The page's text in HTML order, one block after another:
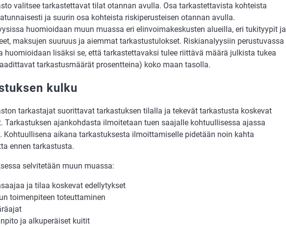
valitsee tarkastettavat tilat otannan avulla. Osa tarkastettavista kohteista
ja suurin osa kohteista riskiperusteisen otannan avulla.
huomioidaan muun muassa eri elinvoimakeskusten alueilla, eri tukityypit ja
maksujen suuruus ja aiemmat tarkastustulokset. Riskianalyysiin perustuvassa
huomioidaan lisäksi se, että tarkastettavaksi tulee riittävä määrä julkista tukea
tarkastusmäärät prosentteina) koko maan tasolla.
kulku
tarkastajat suorittavat tarkastuksen tilalla ja tekevät tarkastusta koskevat
Tarkastuksen ajankohdasta ilmoitetaan tuen saajalle kohtuullisessa ajassa
Kohtuullisena aikana tarkastuksesta ilmoittamiselle pidetään noin kahta
ennen tarkastusta.
selvitetään muun muassa:
ja tilaa koskevat edellytykset
toimenpiteen toteuttaminen
ja alkuperäiset kuitit